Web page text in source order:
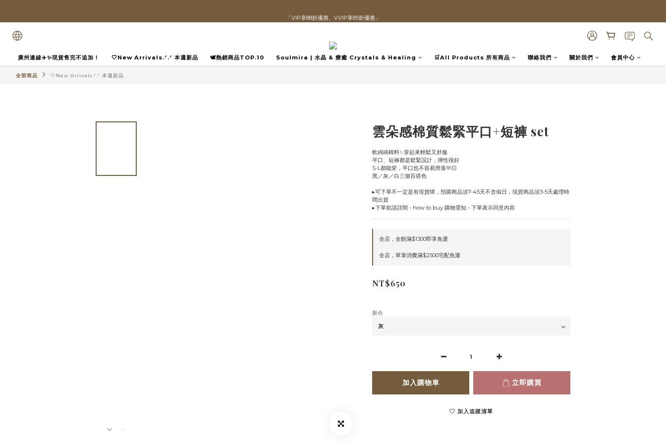
直播喊單享更優惠價格！！
廣州連線✈️✨現貨售完不追加！ 🤍New Arrivals.ᐟ.ᐟ 本週新品 🕊️熱銷商品TOP.10 Soulmira | 水晶 & 療癒 Crystals & Healing 🛒All Products 所有商品 聯絡我們 關於我們 會員中心
全部商品 🤍New Arrivals.ᐟ.ᐟ 本週新品
雲朵感棉質鬆緊平口+短褲 set
軟綿綿棉料✨穿起來輕鬆又舒服
平口、短褲都是鬆緊設計，彈性很好
S-L都能穿，平口也不容易滑落🫶🏻
黑／灰／白三個百搭色
▸可下單不一定是有現貨唷，預購商品須7-45天不含假日，現貨商品須3-5天處理時
間出貨
▸下單前請詳閱 - how to buy 購物需知 - 下單表示同意內容
全店，全館滿$1300即享免運
全店，單筆消費滿$2500宅配免運
NT$650
顏色
加入購物車 立即購買
加入追蹤清單